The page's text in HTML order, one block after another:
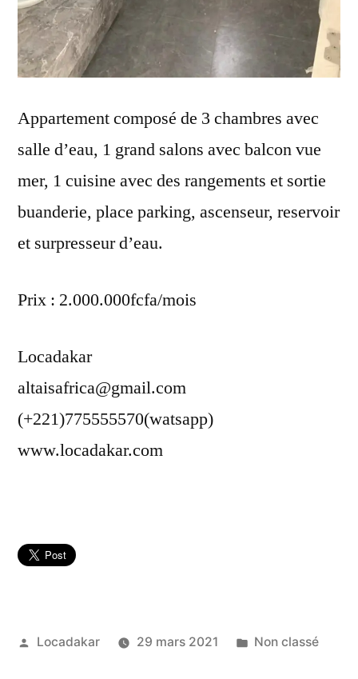
Appartement composé de 3 chambres avec
salle d’eau, 1 grand salons avec balcon vue
mer, 1 cuisine avec des rangements et sortie
buanderie, place parking, ascenseur, reservoir
et surpresseur d’eau.
Prix : 2.000.000fcfa/mois
Locadakar
altaisafrica@gmail.com
(+221)775555570(watsapp)
www.locadakar.com
Publié
Locadakar 29 mars 2021
Publié
Non classé